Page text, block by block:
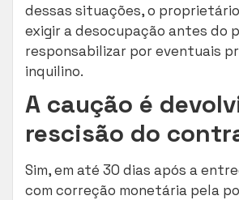
dessas situações, o
exigir a desocupação antes do
responsabilizar por eventuais
inquilino.
A caução é
rescisão do
Sim, em até 30 dias após a
com correção monetária pela